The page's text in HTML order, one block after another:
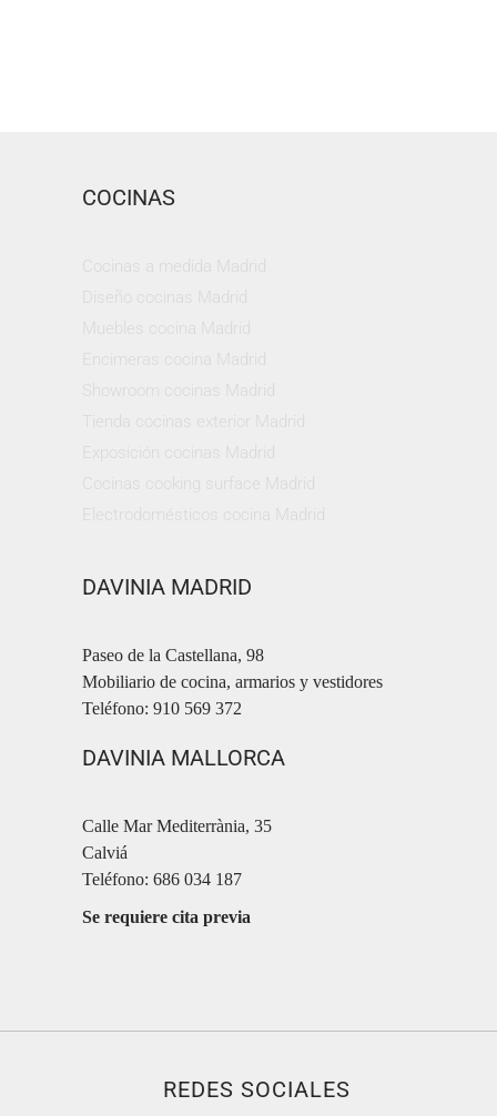
COCINAS
DAVINIA MADRID
Paseo de la Castellana, 98
Mobiliario de cocina, armarios y vestidores
Teléfono: 910 569 372
DAVINIA MALLORCA
Calle Mar Mediterrània, 35
Calviá
Teléfono: 686 034 187
Se requiere cita previa
REDES SOCIALES